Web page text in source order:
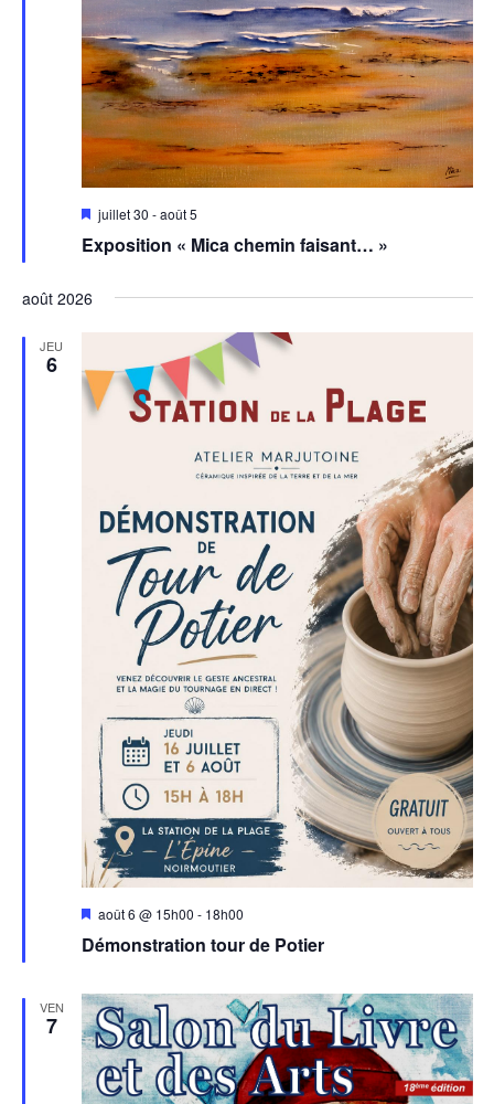
Exposition « Mica chemin faisant… »
Mis
avant
juillet 30 -août 5
août 2026
JEU
6
Démonstration tour de Potier
Mis
avant
août 6 @ 15h00 - 18h00
VEN
7